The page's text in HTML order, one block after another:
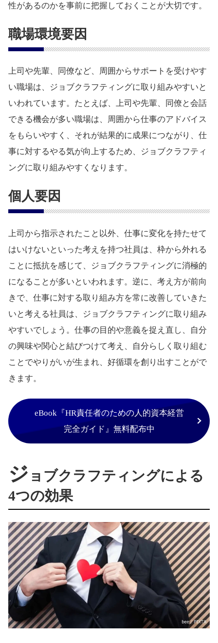
性があるのかを事前に把握しておくことが大切です。
職場環境要因
上司や先輩、同僚など、周囲からサポートを受けやす
い職場は、ジョブクラフティングに取り組みやすいと
いわれています。たとえば、上司や先輩、同僚と会話
できる機会が多い職場は、周囲から仕事のアドバイス
をもらいやすく、それが結果的に成果につながり、仕
事に対するやる気が向上するため、ジョブクラフティ
ングに取り組みやすくなります。
個人要因
上司から指示されたこと以外、仕事に変化を持たせて
はいけないといった考えを持つ社員は、枠から外れる
ことに抵抗を感じて、ジョブクラフティングに消極的
になることが多いといわれます。逆に、考え方が前向
きで、仕事に対する取り組み方を常に改善していきた
いと考える社員は、ジョブクラフティングに取り組み
やすいでしょう。仕事の目的や意義を捉え直し、自分
の興味や関心と結びつけて考え、自分らしく取り組む
ことでやりがいが生まれ、好循環を創り出すことがで
きます。
eBook『HR責任者のための人的資本経営
完全ガイド』無料配布中
ジ ョブクラフティングによる
4つの効果